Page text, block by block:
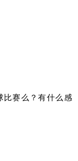
比赛么？有什么感